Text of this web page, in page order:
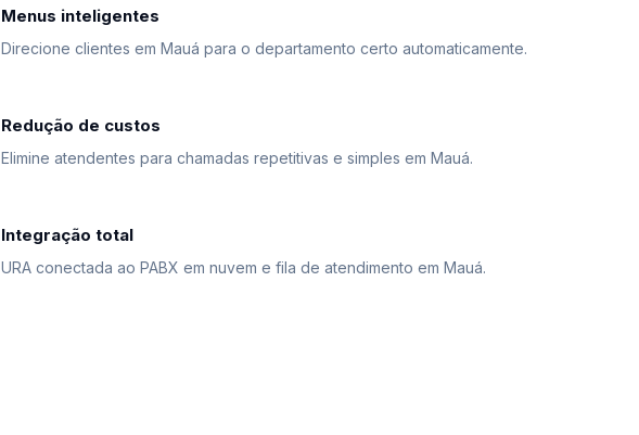
Menus inteligentes
Direcione clientes em Mauá para o departamento certo automaticamente.
Redução de custos
Elimine atendentes para chamadas repetitivas e simples em Mauá.
Integração total
URA conectada ao PABX em nuvem e fila de atendimento em Mauá.